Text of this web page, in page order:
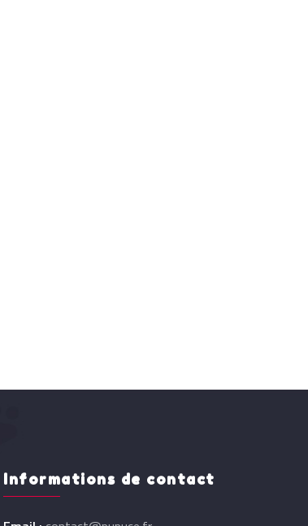
Informations de contact